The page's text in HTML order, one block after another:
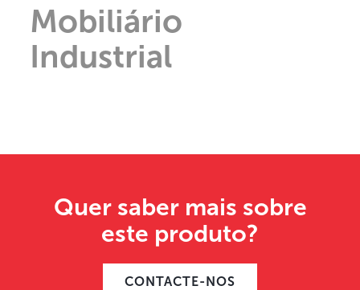
Mobiliário
Industrial
Quer saber mais sobre
este produto?
CONTACTE-NOS